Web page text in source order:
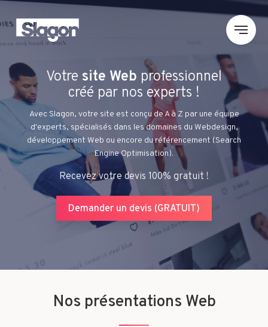
Votre site Web professionnel
créé par nos experts !
Avec Slagon, votre site est conçu de A à Z par une équipe
d'experts, spécialisés dans les domaines du Webdesign,
développement Web ou encore du référencement (Search
Engine Optimisation).
Recevez votre devis 100% gratuit !
Demander un devis (GRATUIT)
Nos présentations Web